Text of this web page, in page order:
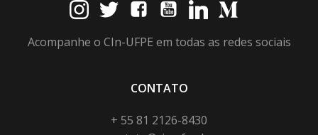
Acompanhe o CIn-UFPE em todas as redes sociais
CONTATO
+ 55 81 2126-8430